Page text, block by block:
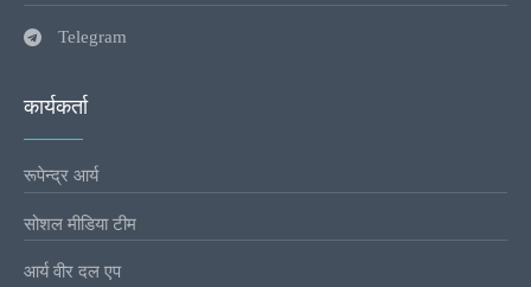
Telegram
कार्यकर्ता
रूपेन्द्र आर्य
सोशल मीडिया टीम
आर्य वीर दल एप